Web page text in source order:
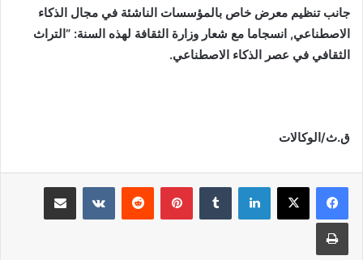
جانب تنظيم معرض خاص بالمؤسسات الناشئة في مجال الذكاء
الاصطناعي, انسجاما مع شعار وزارة الثقافة لهذه السنة: “التراث
الثقافي في عصر الذكاء الاصطناعي.
ق.ث/الوكالات
لينكدإن بينتيريست
طباعة